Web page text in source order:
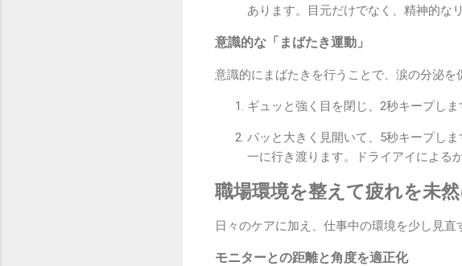
あります。目元だけでなく、精神的な
意識的な「まばたき運動」
意識的にまばたきを行うことで、涙の分泌を
ギュッと強く目を閉じ、2秒キープしま
パッと大きく見開いて、5秒キープし
一に行き渡ります。ドライアイによる
職場環境を整えて疲れを未
日々のケアに加え、仕事中の環境を少し見
モニターとの距離と角度を適正化